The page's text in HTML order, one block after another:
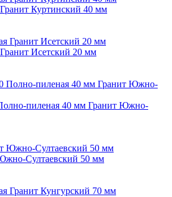
Куртинский 40 мм
Исетский 20 мм
пиленая 40 мм Гранит Южно-
Султаевский 50 мм